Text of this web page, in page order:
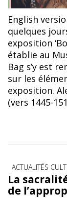
English
quelques
exposition
établie au
Bag s’y est
sur les
exposition.
(vers 1445-
Catégories
ACTUALITÉS
La
de